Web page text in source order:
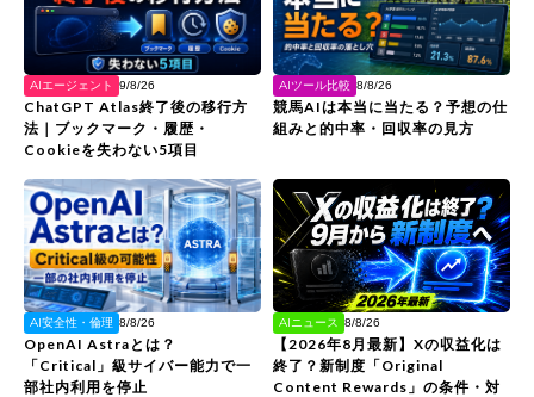
AIエージェント 9/8/26
ChatGPT Atlas終了後の移行方
法｜ブックマーク・履歴・
Cookieを失わない5項目
AIツール比較 8/8/26
競馬AIは本当に当たる？予想の仕
組みと的中率・回収率の見方
AI安全性・倫理 8/8/26
OpenAI Astraとは？
「Critical」級サイバー能力で一
部社内利用を停止
AIニュース 8/8/26
【2026年8月最新】Xの収益化は
終了？新制度「Original
Content Rewards」の条件・対